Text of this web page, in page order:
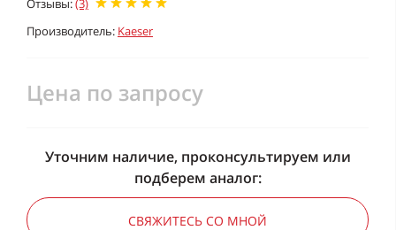
Отзывы:(3)
Производитель: Kaeser
Цена по запросу
Уточним наличие, проконсультируем или
подберем аналог:
СВЯЖИТЕСЬ СО МНОЙ